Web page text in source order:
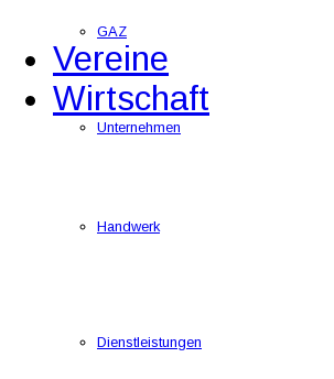
GAZ
Vereine
Wirtschaft
Unternehmen
Handwerk
Dienstleistungen